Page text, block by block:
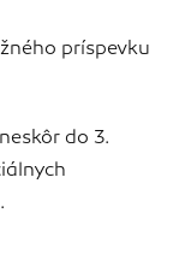
príspevku
do 3.